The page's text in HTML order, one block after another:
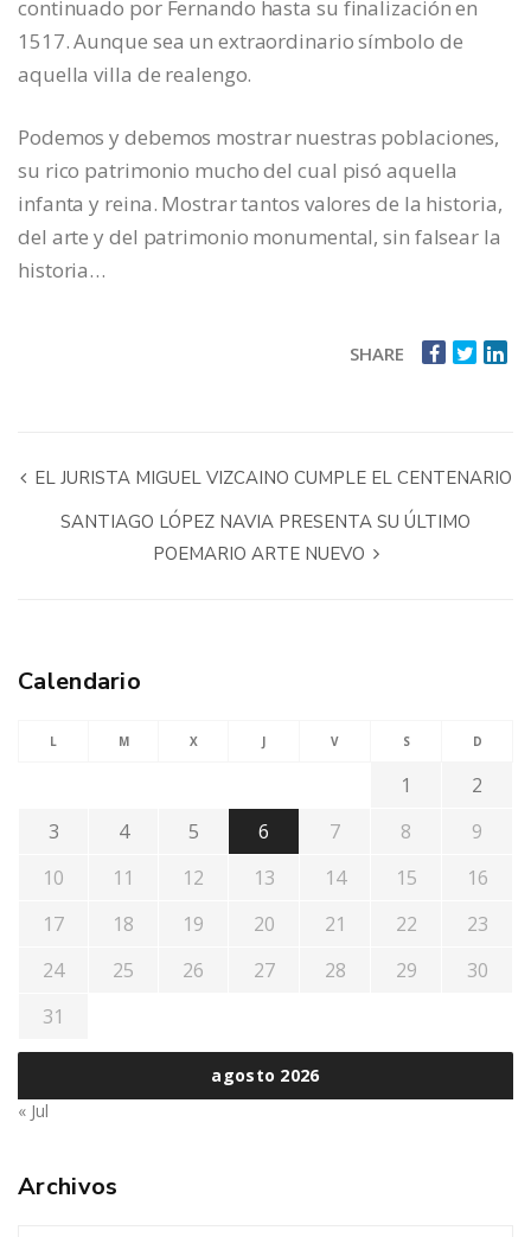
continuado por Fernando hasta su finalización en
1517. Aunque sea un extraordinario símbolo de
aquella villa de realengo.
Podemos y debemos mostrar nuestras poblaciones,
su rico patrimonio mucho del cual pisó aquella
infanta y reina. Mostrar tantos valores de la historia,
del arte y del patrimonio monumental, sin falsear la
historia…
SHARE
EL JURISTA MIGUEL VIZCAINO CUMPLE EL CENTENARIO
SANTIAGO LÓPEZ NAVIA PRESENTA SU ÚLTIMO
POEMARIO ARTE NUEVO
Calendario
agosto 2026
L M X J V S D
1
2
3
4 5 6 7 8
9
10
11 12 13 14 15
16
17
18 19 20 21 22
23
24
25 26 27 28 29
30
31
« Jul
Archivos